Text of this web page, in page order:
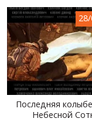
МИР ПРО УКРАИНУ
ПУБЛИЧНЫЕ ЛЮДИ
РОССИЙСКО-УКРАИНСКАЯ
WINTER ON FIRE:
ХРОНОЛОГИЯ
Последняя
Небесной